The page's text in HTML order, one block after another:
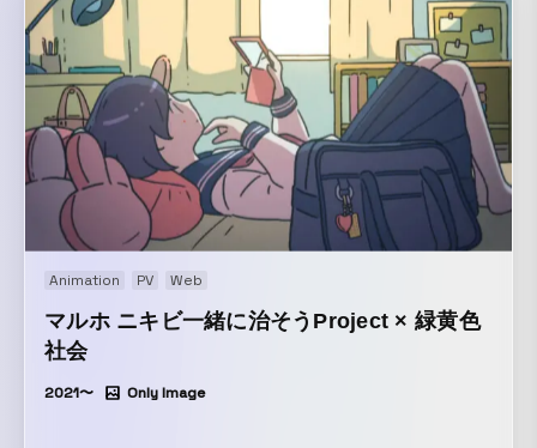
Animation PV Web
マルホ ニキビ一緒に治そうProject × 緑黄色
社会
2021〜 Only Image